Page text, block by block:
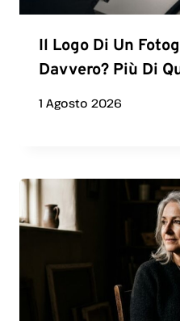
Il Logo Di Un
Davvero? Più Di
1 Agosto 2026